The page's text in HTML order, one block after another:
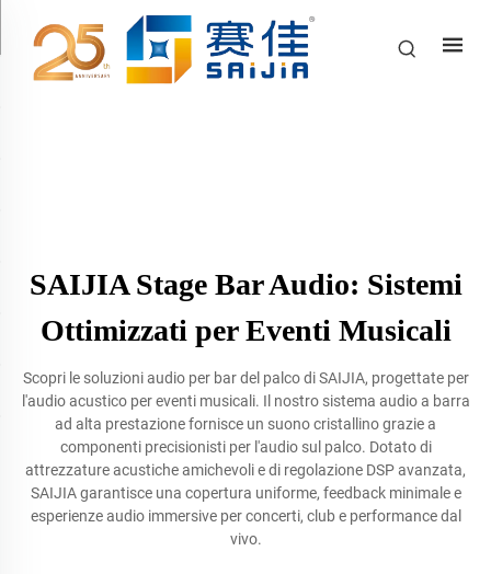
SAIJIA Stage Bar Audio: Sistemi
Ottimizzati per Eventi Musicali
Scopri le soluzioni audio per bar del palco di SAIJIA, progettate per
l'audio acustico per eventi musicali. Il nostro sistema audio a barra
ad alta prestazione fornisce un suono cristallino grazie a
componenti precisionisti per l'audio sul palco. Dotato di
attrezzature acustiche amichevoli e di regolazione DSP avanzata,
SAIJIA garantisce una copertura uniforme, feedback minimale e
esperienze audio immersive per concerti, club e performance dal
vivo.